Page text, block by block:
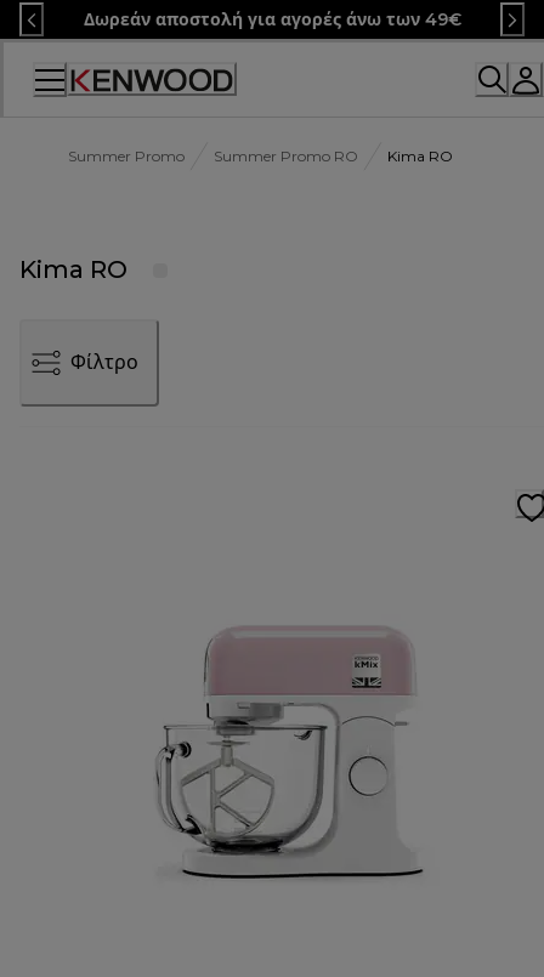
Skip
to
Content
Δωρεάν αποστολή για αγορές άνω των 49€
Summer Promo Summer Promo RO Kima RO
Kima RO
Φίλτρο